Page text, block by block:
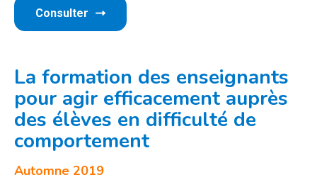
Consulter
La formation des enseignants
pour agir efficacement auprès
des élèves en difficulté de
comportement
Automne 2019